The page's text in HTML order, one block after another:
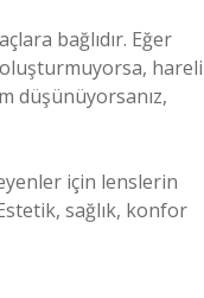
bağlıdır. Eğer
oluşturmuyorsa, hareli
düşünüyorsanız,
için lenslerin
sağlık, konfor